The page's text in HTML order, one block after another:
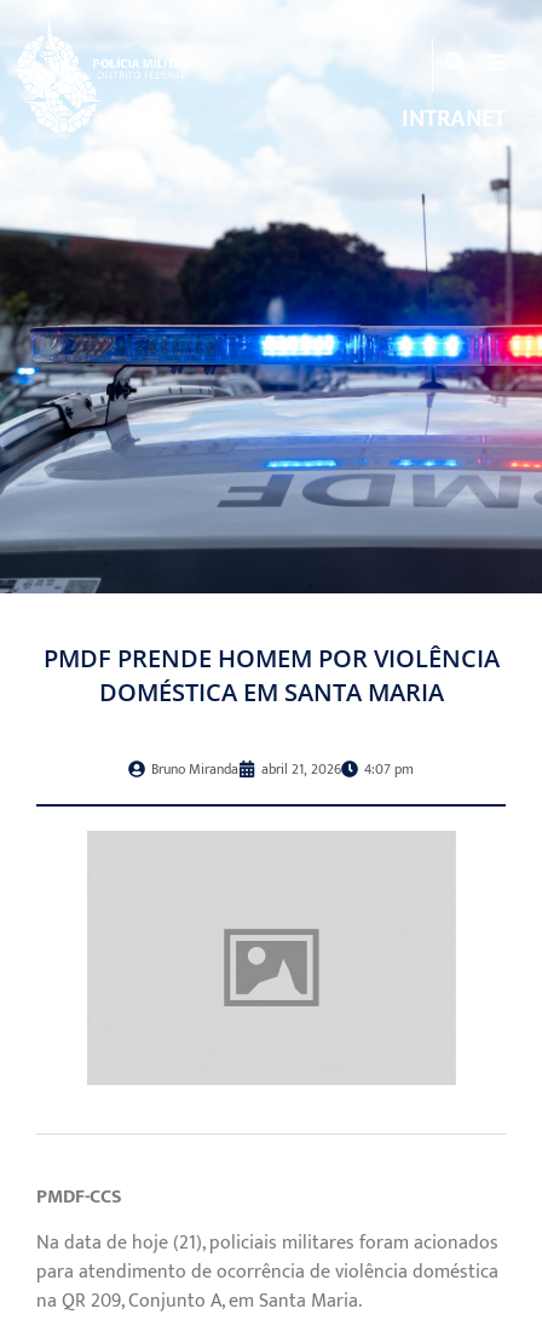
INTRANET
PMDF PRENDE HOMEM POR VIOLÊNCIA
DOMÉSTICA EM SANTA MARIA
Bruno Miranda abril 21, 2026 4:07 pm
PMDF-CCS
Na data de hoje (21), policiais militares foram acionados
para atendimento de ocorrência de violência doméstica
na QR 209, Conjunto A, em Santa Maria.